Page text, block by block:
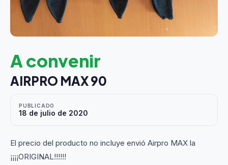
A convenir
AIRPRO MAX 90
PUBLICADO
18 de julio de 2020
El precio del producto no incluye envió Airpro MAX la
¡¡¡¡ORIGINAL!!!!!!